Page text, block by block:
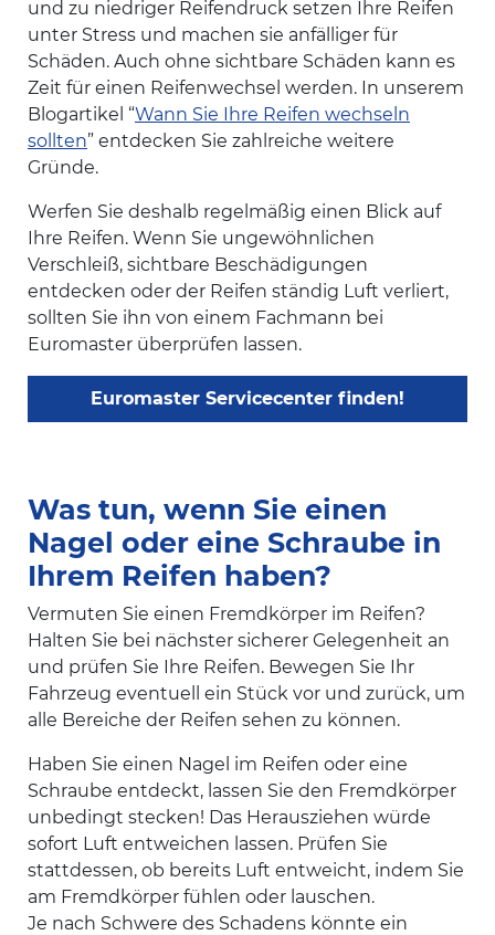
und zu niedriger Reifendruck setzen Ihre Reifen
unter Stress und machen sie anfälliger für
Schäden. Auch ohne sichtbare Schäden kann es
Zeit für einen Reifenwechsel werden. In unserem
Blogartikel “Wann Sie Ihre Reifen wechseln
sollten” entdecken Sie zahlreiche weitere
Gründe.
Werfen Sie deshalb regelmäßig einen Blick auf
Ihre Reifen. Wenn Sie ungewöhnlichen
Verschleiß, sichtbare Beschädigungen
entdecken oder der Reifen ständig Luft verliert,
sollten Sie ihn von einem Fachmann bei
Euromaster überprüfen lassen.
Euromaster Servicecenter finden!
Was tun, wenn Sie einen
Nagel oder eine Schraube in
Ihrem Reifen haben?
Vermuten Sie einen Fremdkörper im Reifen?
Halten Sie bei nächster sicherer Gelegenheit an
und prüfen Sie Ihre Reifen. Bewegen Sie Ihr
Fahrzeug eventuell ein Stück vor und zurück, um
alle Bereiche der Reifen sehen zu können.
Haben Sie einen Nagel im Reifen oder eine
Schraube entdeckt, lassen Sie den Fremdkörper
unbedingt stecken! Das Herausziehen würde
sofort Luft entweichen lassen. Prüfen Sie
stattdessen, ob bereits Luft entweicht, indem Sie
am Fremdkörper fühlen oder lauschen.
Je nach Schwere des Schadens könnte ein